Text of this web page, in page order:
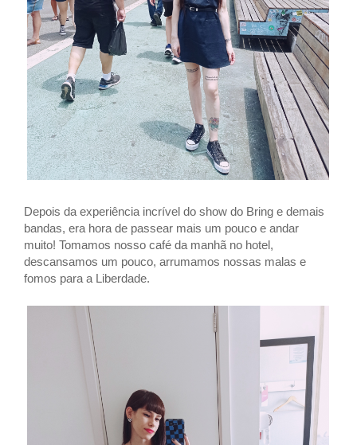
Depois da experiência incrível do show do Bring e demais
bandas, era hora de passear mais um pouco e andar
muito!Tomamos nosso café da manhã no hotel,
descansamos um pouco, arrumamos nossas malas e
fomos para a Liberdade.